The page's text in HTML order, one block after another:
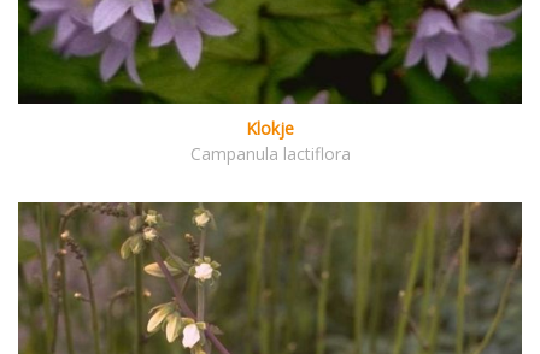
Klokje
Campanula lactiflora